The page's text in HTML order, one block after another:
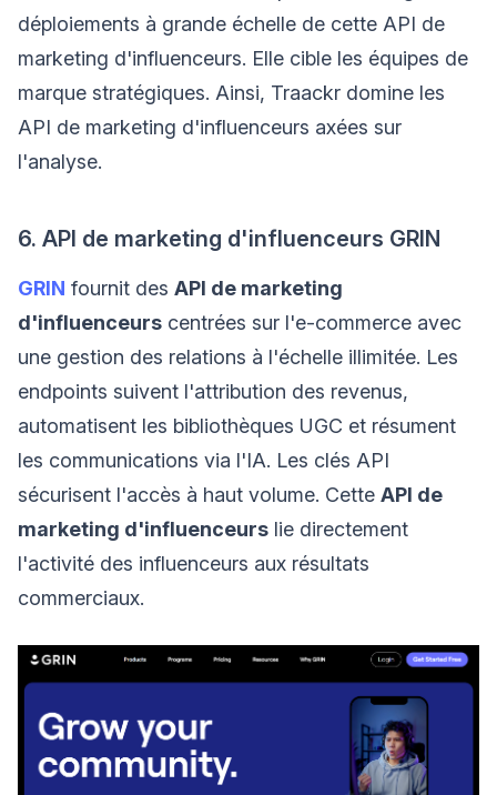
déploiements à grande échelle de cette API de
marketing d'influenceurs. Elle cible les équipes de
marque stratégiques. Ainsi, Traackr domine les
API de marketing d'influenceurs axées sur
l'analyse.
6. API de marketing d'influenceurs GRIN
GRIN fournit des API de marketing
d'influenceurs centrées sur l'e-commerce avec
une gestion des relations à l'échelle illimitée. Les
endpoints suivent l'attribution des revenus,
automatisent les bibliothèques UGC et résument
les communications via l'IA. Les clés API
sécurisent l'accès à haut volume. Cette API de
marketing d'influenceurs lie directement
l'activité des influenceurs aux résultats
commerciaux.